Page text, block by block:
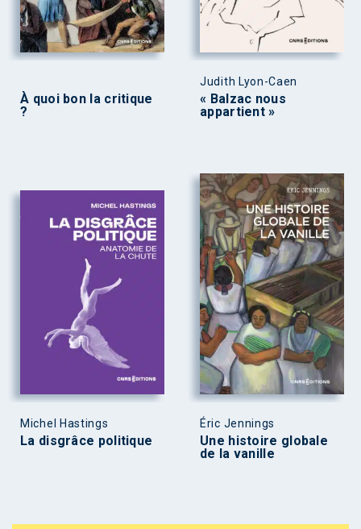
À quoi bon la critique
?
Judith Lyon-Caen
« Balzac nous
appartient »
Michel Hastings
La disgrâce politique
Éric Jennings
Une histoire globale
de la vanille